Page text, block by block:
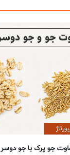
جو پرک با جو دوسر